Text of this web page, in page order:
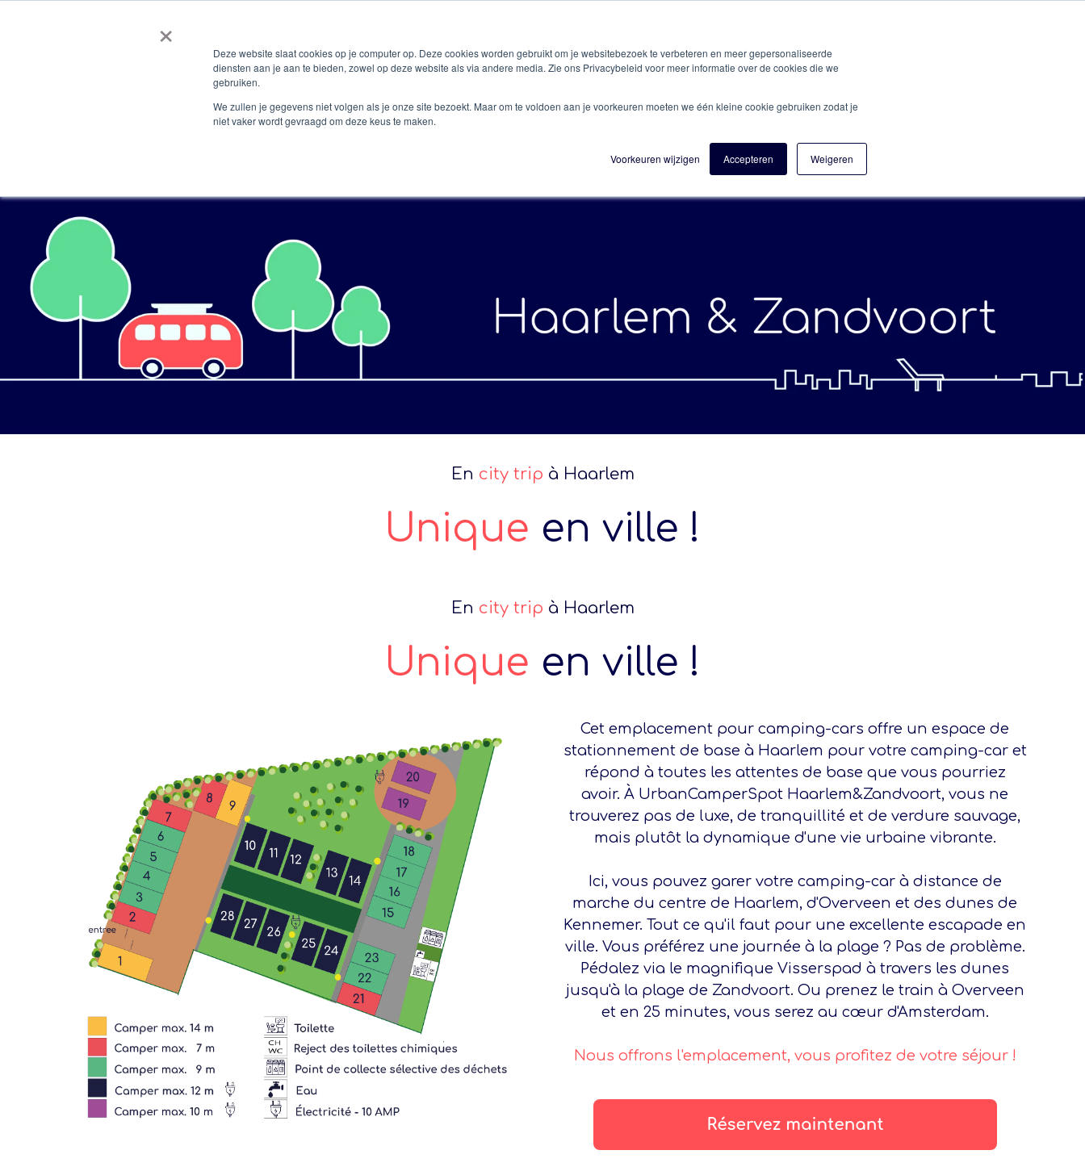
×
Deze website slaat cookies op je computer op. Deze cookies worden gebruikt om je websitebezoek te verbeteren en meer gepersonaliseerde
diensten aan je aan te bieden, zowel op deze website als via andere media. Zie ons Privacybeleid voor meer informatie over de cookies die we
gebruiken.
We zullen je gegevens niet volgen als je onze site bezoekt. Maar om te voldoen aan je voorkeuren moeten we één kleine cookie gebruiken zodat je
niet vaker wordt gevraagd om deze keus te maken.
Voorkeuren wijzigen Accepteren Weigeren
Spot Haarlem & Zandvoort Spot Amsterdam & Haarlem
Profitez de votre séjour !
En city trip à Haarlem
Unique en ville !
En city trip à Haarlem
Unique en ville !
Cet emplacement pour camping-cars offre un espace de
stationnement de base à Haarlem pour votre camping-car et
répond à toutes les attentes de base que vous pourriez
avoir. À UrbanCamperSpot Haarlem&Zandvoort, vous ne
trouverez pas de luxe, de tranquillité et de verdure sauvage,
mais plutôt la dynamique d'une vie urbaine vibrante.
Ici, vous pouvez garer votre camping-car à distance de
marche du centre de Haarlem, d'Overveen et des dunes de
Kennemer. Tout ce qu'il faut pour une excellente escapade en
ville. Vous préférez une journée à la plage ? Pas de problème.
Pédalez via le magnifique Visserspad à travers les dunes
jusqu'à la plage de Zandvoort. Ou prenez le train à Overveen
et en 25 minutes, vous serez au cœur d'Amsterdam.
Nous offrons l'emplacement, vous profitez de votre séjour !